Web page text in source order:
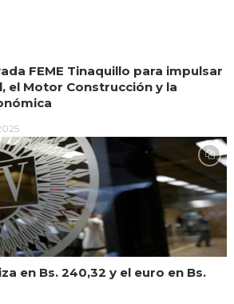
FEME Tinaquillo para impulsar
el Motor Construcción y la
en Bs. 240,32 y el euro en Bs.